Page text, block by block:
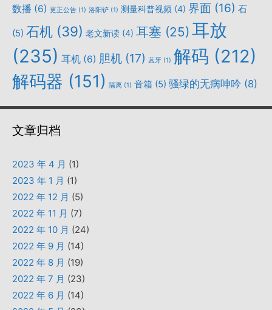
数播 (6) 更正公告 (1) 洛阳铲 (1) 测量科普视频 (4) 界面 (16) 石
(5) 石机 (39) 老文新读 (4) 耳塞 (25) 耳放
(235) 耳机 (6) 胆机 (17) 蓝牙 (1) 解码 (212)
解码器 (151) 隔离 (1) 音箱 (5) 骚绿的无病呻吟 (8)
文章归档
2023 年 4 月 (1)
2023 年 1 月 (1)
2022 年 12 月 (5)
2022 年 11 月 (7)
2022 年 10 月 (24)
2022 年 9 月 (14)
2022 年 8 月 (19)
2022 年 7 月 (23)
2022 年 6 月 (14)